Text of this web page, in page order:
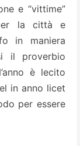
e “vittime”
la città e
in maniera
il proverbio
è lecito
in anno licet
per essere